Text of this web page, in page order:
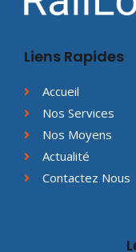
Liens Rapides
Accueil
Nos Services
Nos Moyens
Actualité
Contactez Nous